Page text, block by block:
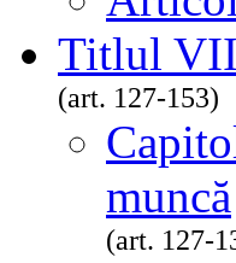
Titlul VII
(art. 127-153)
muncă
(art. 127-